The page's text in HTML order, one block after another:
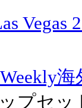
Vegas
プセッ